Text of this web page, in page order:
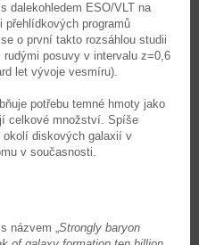
dalekohledem ESO/VLT na
přehlídkových programů
o první takto rozsáhlou studii
posuvy v intervalu z=0,6
let vývoje vesmíru).
potřebu temné hmoty jako
celkové množství. Spíše
okolí diskových galaxií v
v současnosti.
názvem „Strongly baryon